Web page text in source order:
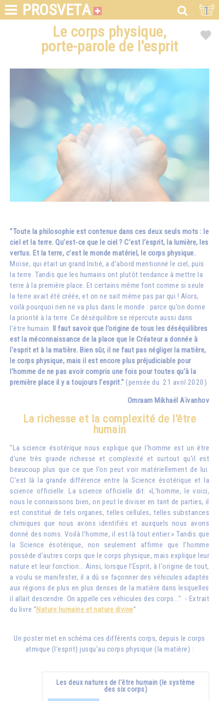
PROSVETA 1
Le corps physique,
porte-parole de l'esprit
"Toute la philosophie est contenue dans ces deux seuls mots : le
ciel et la terre. Qu’est-ce que le ciel ? C’est l’esprit, la lumière, les
vertus. Et la terre, c’est le monde matériel, le corps physique.
Moïse, qui était un grand Initié, a d’abord mentionné le ciel, puis
la terre. Tandis que les humains ont plutôt tendance à mettre la
terre à la première place. Et certains même font comme si seule
la terre avait été créée, et on ne sait même pas par qui ! Alors,
voilà pourquoi rien ne va plus dans le monde : parce qu’on donne
la priorité à la terre. Ce déséquilibre se répercute aussi dans
l’être humain. Il faut savoir que l’origine de tous les déséquilibres
est la méconnaissance de la place que le Créateur a donnée à
l’esprit et à la matière. Bien sûr, il ne faut pas négliger la matière,
le corps physique, mais il est encore plus préjudiciable pour
l’homme de ne pas avoir compris une fois pour toutes qu’à la
première place il y a toujours l’esprit." (pensée du 21 avril 2020)
Omraam Mikhaël Aïvanhov
La richesse et la complexité de l'être
humain
"La science ésotérique nous explique que l’homme est un être
d’une très grande richesse et complexité et surtout qu’il est
beaucoup plus que ce que l’on peut voir matériellement de lui.
C’est là la grande différence entre la Science ésotérique et la
science officielle. La science officielle dit: «L’homme, le voici,
nous le connaissons bien, on peut le diviser en tant de parties, il
est constitué de tels organes, telles cellules, telles substances
chimiques que nous avons identifiés et auxquels nous avons
donné des noms. Voilà l’homme, il est là tout entier.» Tandis que
la Science ésotérique, non seulement affirme que l’homme
possède d’autres corps que le corps physique, mais explique leur
nature et leur fonction… Ainsi, lorsque l’Esprit, à l'origine de tout,
a voulu se manifester, il a dû se façonner des véhicules adaptés
aux régions de plus en plus denses de la matière dans lesquelles
il allait descendre. On appelle ces véhicules des corps..." - Extrait
du livre "Nature humaine et nature divine"
Un poster met en schéma ces différents corps, depuis le corps
atmique (l'esprit) jusqu'au corps physique (la matière) :
Les deux natures de l'être humain (le système
des six corps)